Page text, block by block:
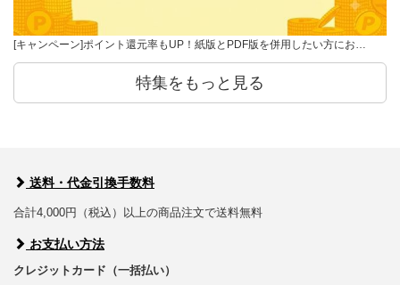
[キャンペーン]ポイント還元率もUP！紙版とPDF版を併用したい方にお…
特集をもっと見る
送料・代金引換手数料
合計4,000円（税込）以上の商品注文で送料無料
お支払い方法
クレジットカード（一括払い）